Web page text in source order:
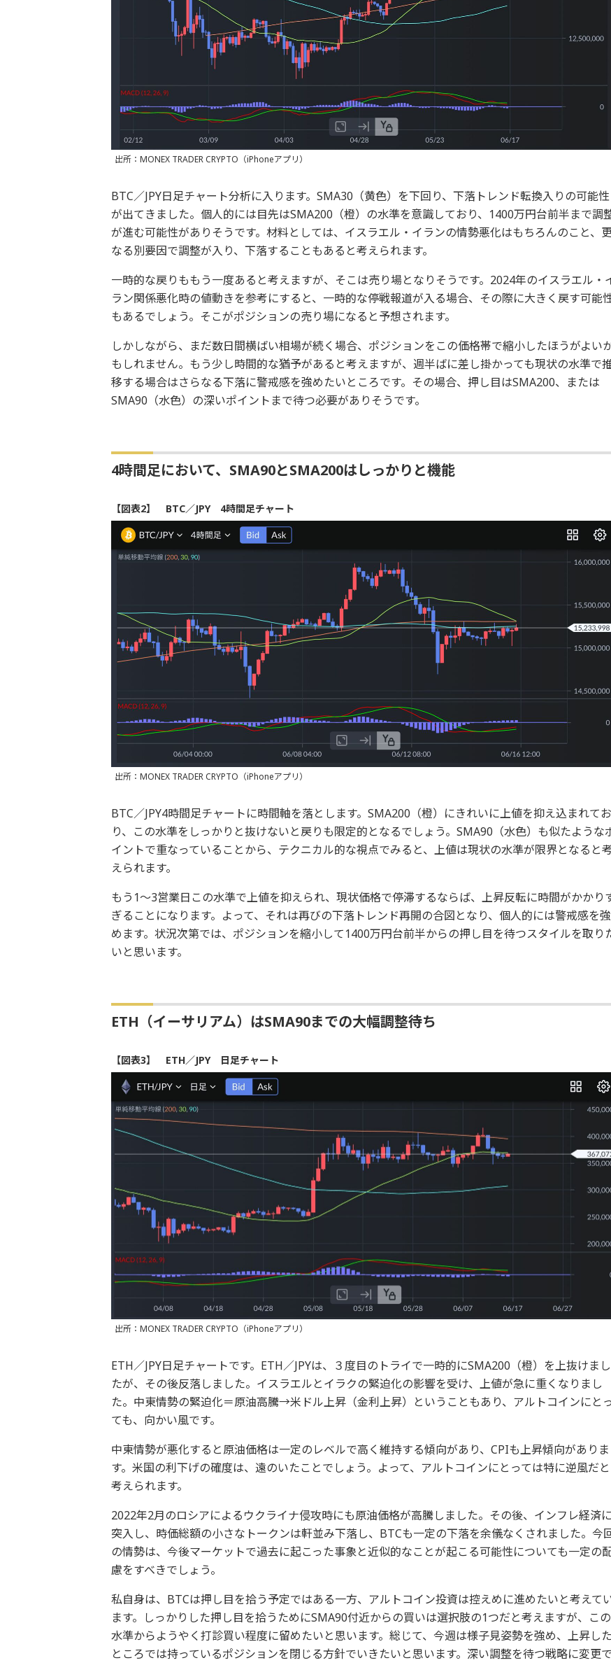
出所：MONEX TRADER CRYPTO（iPhoneアプリ）
BTC／JPY日足チャート分析に入ります。SMA30（黄色）を下回り、下落トレンド転換入りの可能性
が出てきました。個人的には目先はSMA200（橙）の水準を意識しており、1400万円台前半まで調
が進む可能性がありそうです。材料としては、イスラエル・イランの情勢悪化はもちろんのこと、
なる別要因で調整が入り、下落することもあると考えられます。
一時的な戻りももう一度あると考えますが、そこは売り場となりそうです。2024年のイスラエル・
ラン関係悪化時の値動きを参考にすると、一時的な停戦報道が入る場合、その際に大きく戻す可能
もあるでしょう。そこがポジションの売り場になると予想されます。
しかしながら、まだ数日間横ばい相場が続く場合、ポジションをこの価格帯で縮小したほうがよい
もしれません。もう少し時間的な猶予があると考えますが、週半ばに差し掛かっても現状の水準で
移する場合はさらなる下落に警戒感を強めたいところです。その場合、押し目はSMA200、または
SMA90（水色）の深いポイントまで待つ必要がありそうです。
4時間足において、SMA90とSMA200はしっかりと機能
【図表2】 BTC／JPY 4時間足チャート
出所：MONEX TRADER CRYPTO（iPhoneアプリ）
BTC／JPY4時間足チャートに時間軸を落とします。SMA200（橙）にきれいに上値を抑え込まれてお
り、この水準をしっかりと抜けないと戻りも限定的となるでしょう。SMA90（水色）も似たような
イントで重なっていることから、テクニカル的な視点でみると、上値は現状の水準が限界となると
えられます。
もう1～3営業日この水準で上値を抑えられ、現状価格で停滞するならば、上昇反転に時間がかかり
ぎることになります。よって、それは再びの下落トレンド再開の合図となり、個人的には警戒感を強
めます。状況次第では、ポジションを縮小して1400万円台前半からの押し目を待つスタイルを取り
いと思います。
ETH（イーサリアム）はSMA90までの大幅調整待ち
【図表3】 ETH／JPY 日足チャート
出所：MONEX TRADER CRYPTO（iPhoneアプリ）
ETH／JPY日足チャートです。ETH／JPYは、３度目のトライで一時的にSMA200（橙）を上抜けまし
たが、その後反落しました。イスラエルとイラクの緊迫化の影響を受け、上値が急に重くなりまし
た。中東情勢の緊迫化＝原油高騰→米ドル上昇（金利上昇）ということもあり、アルトコインにと
ても、向かい風です。
中東情勢が悪化すると原油価格は一定のレベルで高く維持する傾向があり、CPIも上昇傾向がありま
す。米国の利下げの確度は、遠のいたことでしょう。よって、アルトコインにとっては特に逆風だと
考えられます。
2022年2月のロシアによるウクライナ侵攻時にも原油価格が高騰しました。その後、インフレ経済に
突入し、時価総額の小さなトークンは軒並み下落し、BTCも一定の下落を余儀なくされました。今
の情勢は、今後マーケットで過去に起こった事象と近似的なことが起こる可能性についても一定の
慮をすべきでしょう。
私自身は、BTCは押し目を拾う予定ではある一方、アルトコイン投資は控えめに進めたいと考えて
ます。しっかりした押し目を拾うためにSMA90付近からの買いは選択肢の1つだと考えますが、この
水準からようやく打診買い程度に留めたいと思います。総じて、今週は様子見姿勢を強め、上昇した
ところでは持っているポジションを閉じる方針でいきたいと思います。深い調整を待つ戦略に変更で